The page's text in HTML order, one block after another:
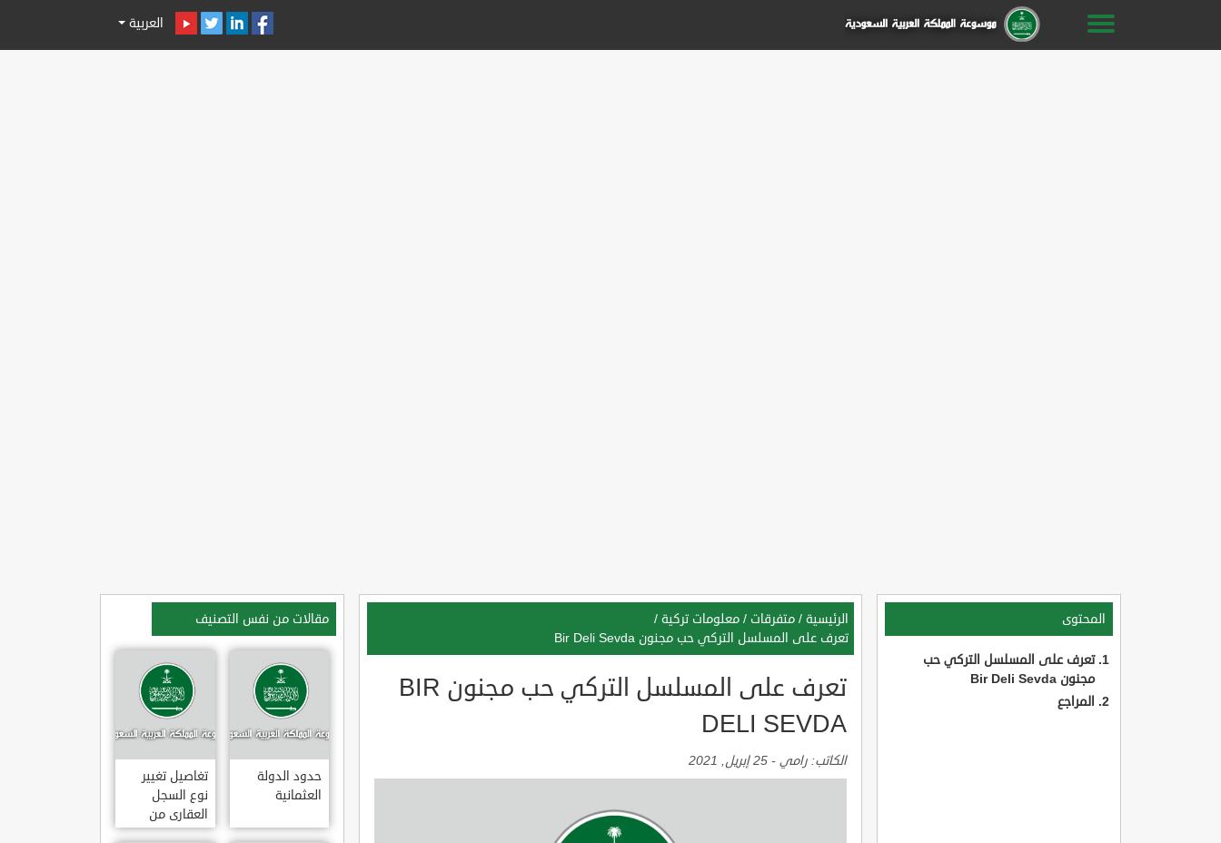
العربية
المحتوى
تعرف على المسلسل التركي حب
مجنون Bir Deli Sevda
المراجع
الرئيسية / متفرقات / معلومات تركية /
تعرف على المسلسل التركي حب مجنون Bir Deli Sevda
تعرف على المسلسل التركي حب مجنون BIR
DELI SEVDA
الكاتب: رامي - 25 إبريل, 2021
مقالات من نفس التصنيف
حدود الدولة
العثمانية
تغاصيل تغيير
نوع السجل
العقارى من
تجارى إلى